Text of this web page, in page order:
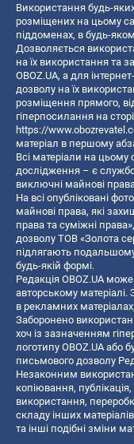
Використання будь-
розміщених на цьому
піддоменах, в будь-
Дозволяється
на їх використання та
OBOZ.UA, а для
дозволу на їх
розміщення прямого,
гіперпосилання на
https://
матеріал в першому
Всі матеріали на цьому
дослідження – є
виключні майнові
На всі опубліковані
майнові права, які
права та суміжні
дозволу ТОВ «Золота
підлягають
будь-якій формі.
Редакція OBOZ.UA
авторському матеріалі.
в рекламних
Заборонено
хоч із зазначенням
логотипу OBOZ.UA або
письмового дозволу
Незаконним
копiювання,
використання,
складу інших
та інші подібні зміни